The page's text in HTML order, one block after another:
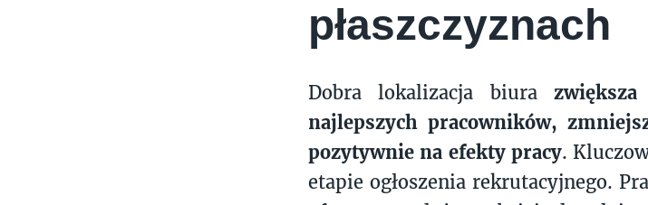
płaszczyznach
Dobra lokalizacja biura
najlepszych pracowników,
pozytywnie na efekty pracy.
etapie ogłoszenia rekrutacyjnego.